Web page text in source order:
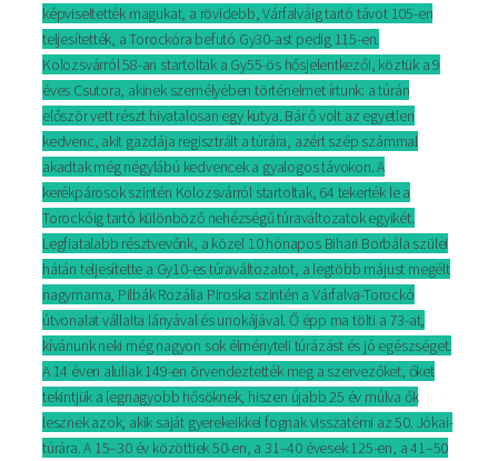
képviseltették magukat, a rövidebb, Várfalváig tartó távot 105-en
teljesítették, a Torockóra befutó Gy30-ast pedig 115-en.
Kolozsvárról 58-an startoltak a Gy55-ös hősjelentkezői, köztük a 9
éves Csutora, akinek személyében történelmet írtunk: a túrán
először vett részt hivatalosan egy kutya. Bár ő volt az egyetlen
kedvenc, akit gazdája regisztrált a túrára, azért szép számmal
akadtak még négylábú kedvencek a gyalogos távokon. A
kerékpárosok szintén Kolozsvárról startoltak, 64 tekerték le a
Torockóig tartó különböző nehézségű túraváltozatok egyikét.
Legfiatalabb résztvevőnk, a közel 10 hónapos Bihari Borbála szülei
hátán teljesítette a Gy10-es túraváltozatot, a legtöbb májust megélt
nagymama, Pilbák Rozália Piroska szintén a Várfalva-Torockó
útvonalat vállalta lányával és unokájával. Ő épp ma tölti a 73-at,
kívánunk neki még nagyon sok élményteli túrázást és jó egészséget.
A 14 éven aluliak 149-en örvendeztették meg a szervezőket, őket
tekintjük a legnagyobb hősöknek, hiszen újabb 25 év múlva ők
lesznek azok, akik saját gyerekeikkel fognak visszatérni az 50. Jókai-
túrára. A 15–30 év közöttiek 50-en, a 31–40 évesek 125-en, a 41–50